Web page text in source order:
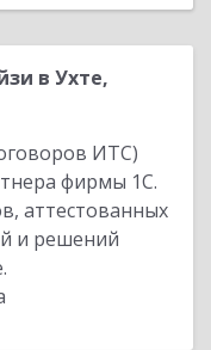
в Ухте,
ИТС)
фирмы 1С.
аттестованных
и решений